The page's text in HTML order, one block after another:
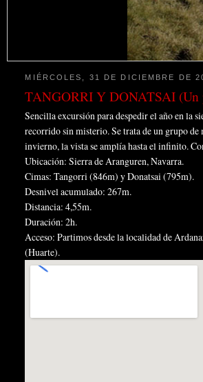
MIÉRCOLES, 31 DE DICIEMBRE DE
TANGORRI Y DONATSAI (Un
Sencilla excursión para despedir el año en la
recorrido sin misterio. Se trata de un grupo
invierno, la vista se amplía hasta el infinito.
Ubicación: Sierra de Aranguren, Navarra.
Cimas: Tangorri (846m) y Donatsai (795m).
Desnivel acumulado: 267m.
Distancia: 4,55m.
Duración: 2h.
Acceso: Partimos desde la localidad de
(Huarte).